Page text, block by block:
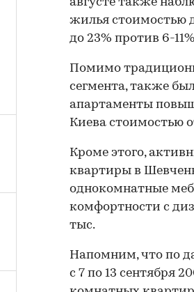
жилья стоимостью
до 23% против 6-
Помимо
сегмента, также
апартаменты
Киева стоимостью
Кроме этого,
квартиры в
однокомнатные
комфортности с
тыс.
Напомним, что по
с 7 по 13 сентября